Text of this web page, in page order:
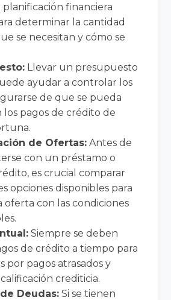
planificación financiera
determinar la cantidad
se necesitan y cómo se
Llevar un presupuesto
ayudar a controlar los
de que se pueda
pagos de crédito de
de Ofertas: Antes de
con un préstamo o
es crucial comparar
opciones disponibles para
oferta con las condiciones
Siempre se deben
de crédito a tiempo para
por pagos atrasados ​​y
crediticia.
Deudas: Si se tienen